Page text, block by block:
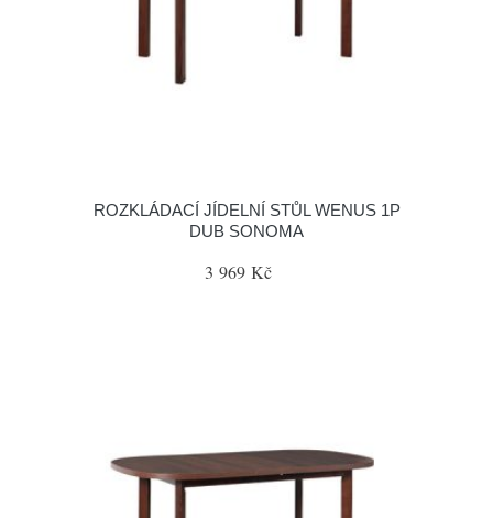
ROZKLÁDACÍ JÍDELNÍ STŮL WENUS 1P
DUB SONOMA
3 969 Kč